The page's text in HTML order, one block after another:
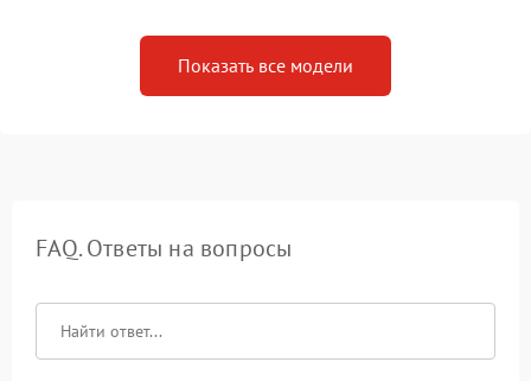
Показать все модели
FAQ. Ответы на вопросы